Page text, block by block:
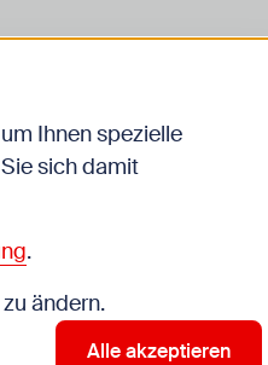
Ihnen spezielle
sich damit
.
ändern.
Alle akzeptieren